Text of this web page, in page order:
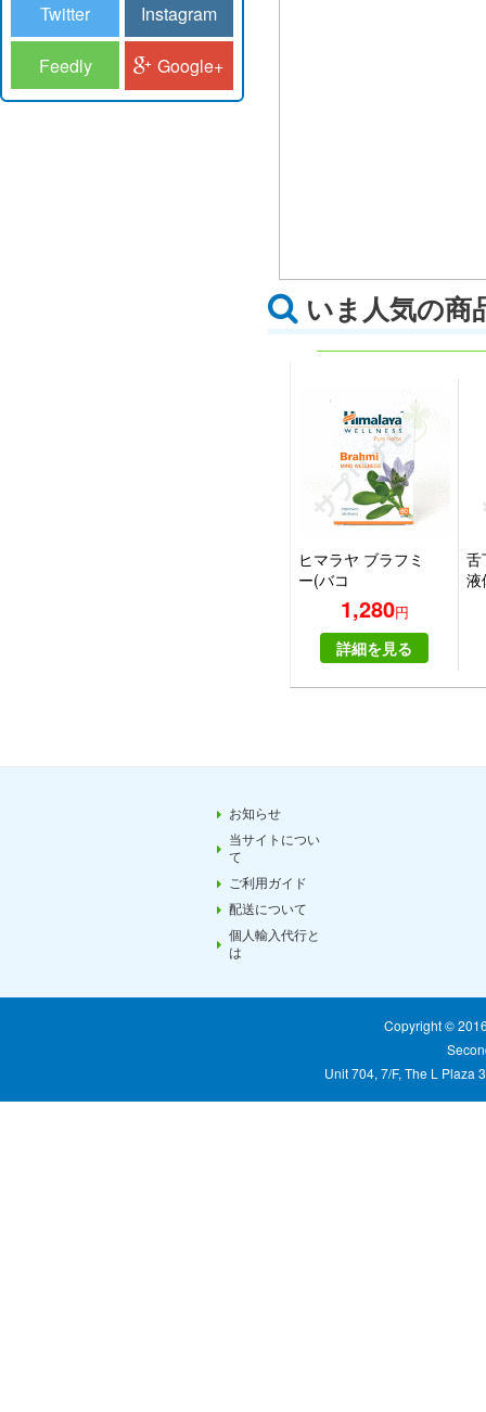
Twitter Instagram
Feedly Google+
いま人気の商
ヒマラヤ ブラフミ
ー(バコ
パ)|HIMALAYA
BRAHMI1,280円
詳細を見る
舌
液
お知らせ
当サイトについ
て
ご利用ガイド
配送について
個人輸入代行と
は
Copyright ©
Unit 704, 7/F, The L Plaza